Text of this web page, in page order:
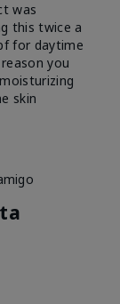
was
this twice a
for daytime
you
skin